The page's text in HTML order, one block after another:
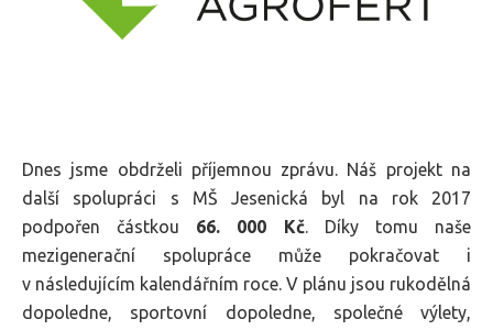
Dnes jsme obdrželi příjemnou zprávu. Náš projekt na
další spolupráci s MŠ Jesenická byl na rok 2017
podpořen částkou 66. 000 Kč. Díky tomu naše
mezigenerační spolupráce může pokračovat i
v následujícím kalendářním roce. V plánu jsou rukodělná
dopoledne, sportovní dopoledne, společné výlety,